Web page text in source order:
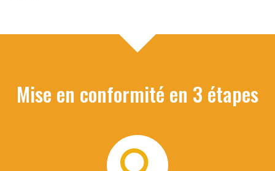
Mise en conformité en 3 étapes